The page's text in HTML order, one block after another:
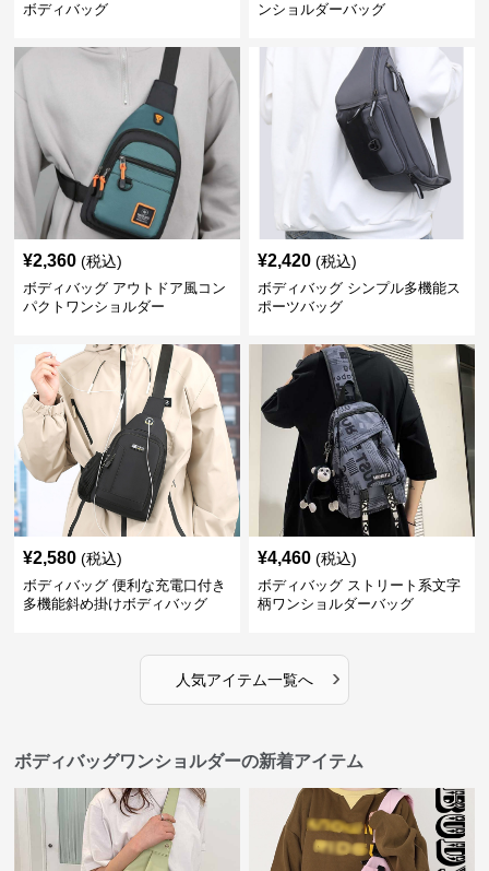
ボディバッグ
ンショルダーバッグ
¥2,360 (税込)
ボディバッグ アウトドア風コン
パクトワンショルダー
¥2,420 (税込)
ボディバッグ シンプル多機能ス
ポーツバッグ
¥2,580 (税込)
ボディバッグ 便利な充電口付き
多機能斜め掛けボディバッグ
¥4,460 (税込)
ボディバッグ ストリート系文字
柄ワンショルダーバッグ
人気アイテム一覧へ ›
ボディバッグワンショルダーの新着アイテム